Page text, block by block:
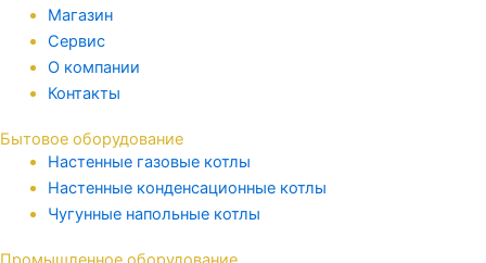
Магазин
Сервис
О компании
Контакты
Бытовое оборудование
Настенные газовые котлы
Настенные конденсационные котлы
Чугунные напольные котлы